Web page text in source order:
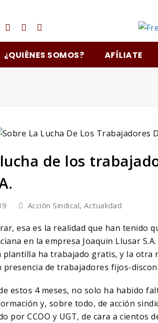
TwitterFacebook
¿QUIÉNES SOMOS? AFÍLIATE
de los
Acción Sindical, Actualidad
esa es la realidad que han tenido
en la empresa Joaquin Llusar
plantilla ha trabajado gratis, y la otra
presencia de trabajadores fijos-
estos 4 meses, no solo ha habido
y, sobre todo, de acción
por CCOO y UGT, de cara a cientos